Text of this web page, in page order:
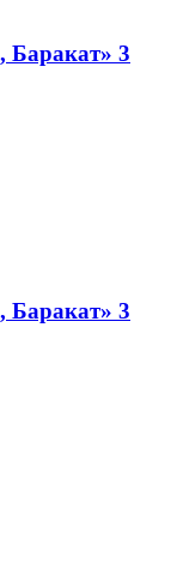
Баракат» 3
Баракат» 3